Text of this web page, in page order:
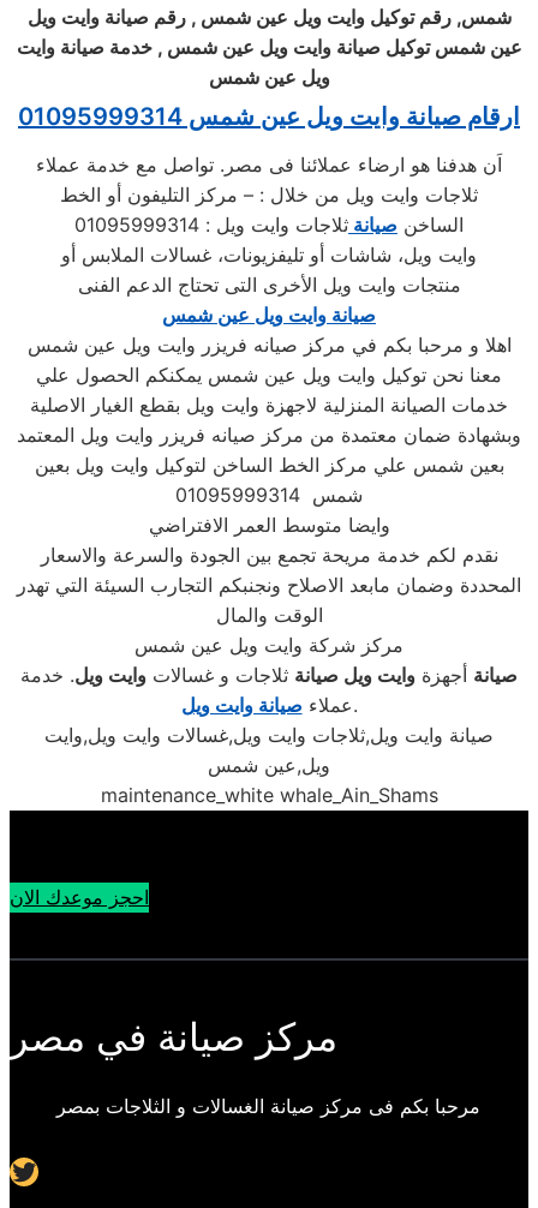
شمس, رقم توكيلوايت ويل عين شمس , رقم صيانةوايت ويل
عين شمس توكيل صيانةوايت ويل عين شمس , خدمة صيانةوايت
ويل عين شمس
ارقام صيانة وايت ويل عين شمس 01095999314
اَن هدفنا هو ارضاء عملائنا فى مصر. تواصل مع خدمة عملاء
ثلاجات وايت ويل من خلال : – مركز التليفون أو الخط
الساخن صيانة ثلاجات وايت ويل : 01095999314
وايت ويل، شاشات أو تليفزيونات، غسالات الملابس أو
منتجات وايت ويل الأخرى التى تحتاج الدعم الفنى
صيانة وايت ويل عين شمس
اهلا و مرحبا بكم في مركز صيانه فريزر وايت ويل عين شمس
معنا نحن توكيل وايت ويل عين شمس يمكنكم الحصول علي
خدمات الصيانة المنزلية لاجهزة وايت ويل بقطع الغيار الاصلية
وبشهادة ضمان معتمدة من مركز صيانه فريزر وايت ويل المعتمد
بعين شمس علي مركز الخط الساخن لتوكيل وايت ويل بعين
شمس 01095999314
وايضا متوسط العمر الافتراضي
نقدم لكم خدمة مريحة تجمع بين الجودة والسرعة والاسعار
المحددة وضمان مابعد الاصلاح ونجنبكم التجارب السيئة التي تهدر
الوقت والمال
مركز شركة وايت ويل عين شمس
صيانة أجهزة وايت ويل صيانة ثلاجات و غسالات وايت ويل. خدمة
عملاء صيانة وايت ويل
.
صيانة وايت ويل,ثلاجات وايت ويل,غسالات وايت ويل,وايت
ويل,عين شمس
maintenance_white whale_Ain_Shams
احجز موعدك الان
مركز صيانة في مصر
مرحبا بكم فى مركز صيانة الغسالات و الثلاجات بمصر
Twitter